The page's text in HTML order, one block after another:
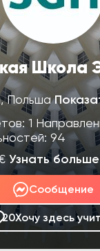
Школа
Польша
1
94
Узнать больше
Сообщение
20Хочу здесь